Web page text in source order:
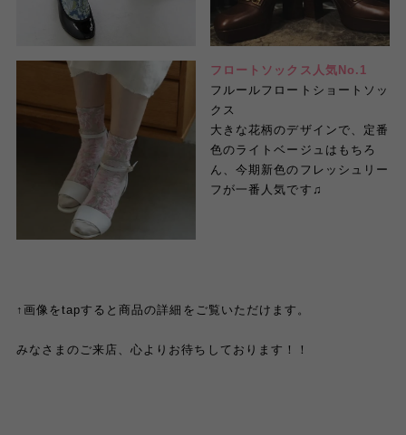
フロートソックス人気No.1
フルールフロートショートソッ
クス
大きな花柄のデザインで、定番
色のライトベージュはもちろ
ん、今期新色のフレッシュリー
フが一番人気です♫
↑画像をtapすると商品の詳細をご覧いただけます。
みなさまのご来店、心よりお待ちしております！！